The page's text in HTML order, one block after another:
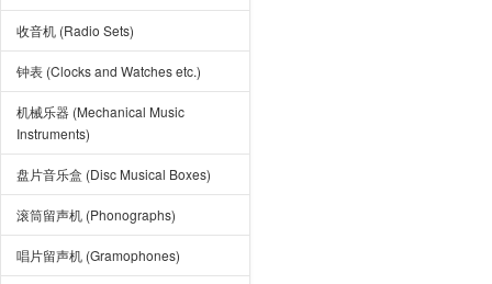
收音机 (Radio Sets)
钟表 (Clocks and Watches etc.)
机械乐器 (Mechanical Music
Instruments)
盘片音乐盒 (Disc Musical Boxes)
滚筒留声机 (Phonographs)
唱片留声机 (Gramophones)